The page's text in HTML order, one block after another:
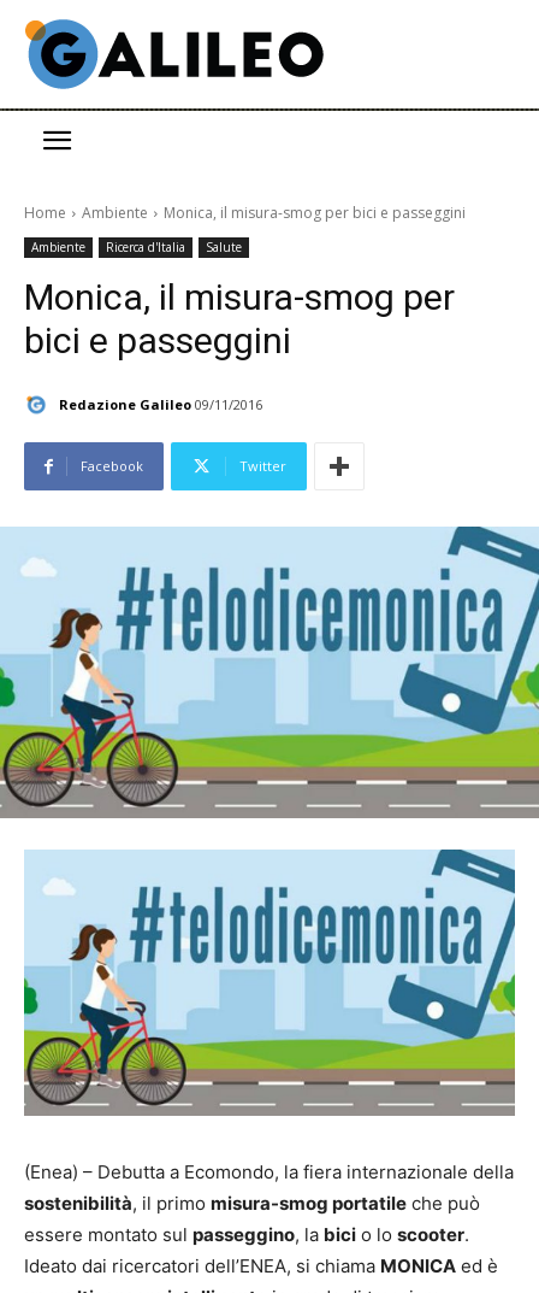
Home Ambiente Monica, il misura-smog per bici e passeggini
Ambiente Ricerca d'Italia Salute
Monica, il misura-smog per
bici e passeggini
Redazione Galileo 09/11/2016
Facebook Twitter
(Enea) – Debutta a Ecomondo, la fiera internazionale della
sostenibilità, il primo misura-smog portatile che può
essere montato sul passeggino, la bici o lo scooter.
Ideato dai ricercatori dell’ENEA, si chiama MONICA ed è